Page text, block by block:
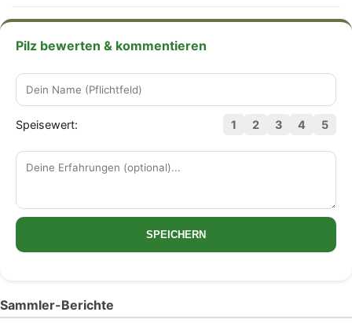
Pilz bewerten & kommentieren
Speisewert: 1 2 3 4 5
SPEICHERN
Sammler-Berichte